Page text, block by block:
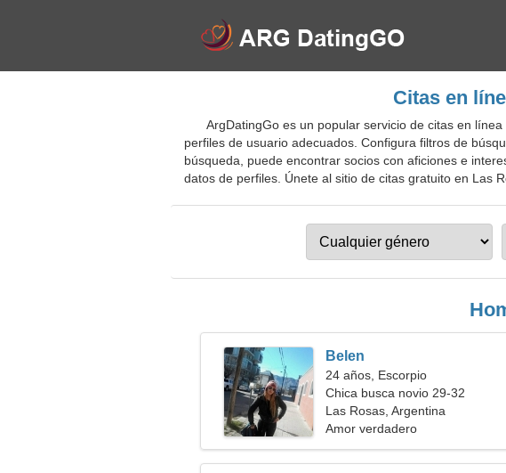
Citas en
ArgDatingGo es un popular servicio de citas en
perfiles de usuario adecuados. Configura filtros de
búsqueda, puede encontrar socios con aficiones e
datos de perfiles. Únete al sitio de citas gratuito en Las
Belen
24 años, Escorpio
Chica busca novio 29-32
Las Rosas, Argentina
Amor verdadero